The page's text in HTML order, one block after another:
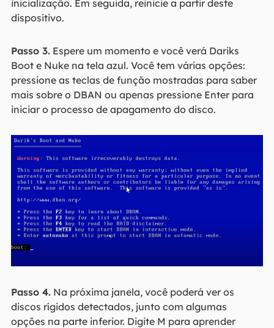
inicialização. Em seguida, reinicie a partir deste
dispositivo.
Passo 3.Espere um momento e você verá Dariks
Boot e Nuke na tela azul. Você tem várias opções:
pressione as teclas de função mostradas para saber
mais sobre o DBAN ou apenas pressione Enter para
iniciar o processo de apagamento do disco.
Passo 4.Na próxima janela, você poderá ver os
discos rígidos detectados, junto com algumas
opções na parte inferior. Digite M para aprender